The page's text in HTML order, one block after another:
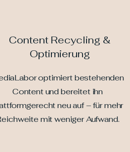
Content Recycling &
Optimierung
optimiert bestehenden
Content und bereitet ihn
neu auf – für mehr
mit weniger Aufwand.